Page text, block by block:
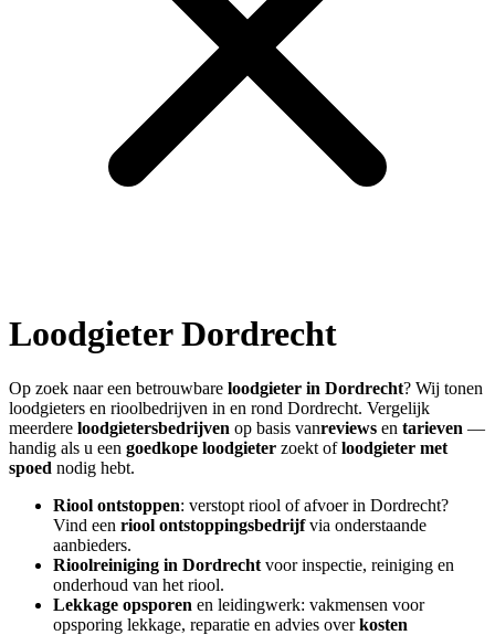
LoodgieterDordrecht
Op zoek naar een betrouwbare loodgieter in Dordrecht? Wij tonen
loodgieters en rioolbedrijven in en rond Dordrecht. Vergelijk
meerdere loodgietersbedrijven op basis vanreviews en tarieven —
handig als u een goedkope loodgieter zoekt ofloodgieter met
spoed nodig hebt.
Riool ontstoppen: verstopt riool of afvoer in Dordrecht?
Vind een riool ontstoppingsbedrijfvia onderstaande
aanbieders.
Rioolreiniging in Dordrecht voor inspectie, reiniging en
onderhoud van het riool.
Lekkage opsporen en leidingwerk: vakmensen voor
opsporing lekkage, reparatie en advies overkosten